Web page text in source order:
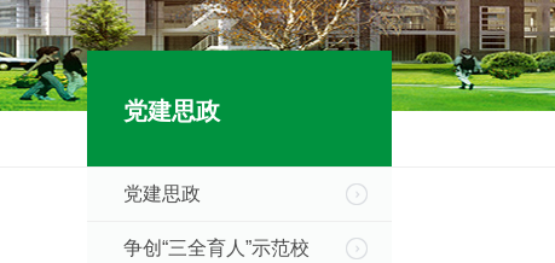
党建思政
党建思政
争创“三全育人”示范校